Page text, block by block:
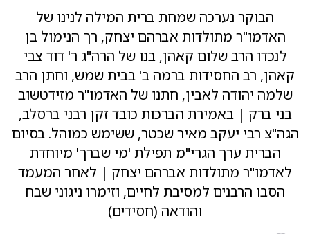
הבוקר נערכה שמחת ברית המילה לנינו של
האדמו"ר מתולדות אברהם יצחק, רך הנימול בן
לנכדו הרב שלום קאהן, בנו של הרה"ג ר' דוד צבי
קאהן, רב החסידות ברמה ב' בבית שמש, וחתן הרב
שלמה יהודה לאבין, חתנו של האדמו"ר מזידטשוב
בני ברק | באמירת הברכות כובד זקן רבני ברסלב,
הגה"צ רבי יעקב מאיר שכטר, ששימש כמוהל. בסיום
הברית ערך הגרי"מ תפילת 'מי שברך' מיוחדת
לאדמו"ר מתולדות אברהם יצחק | לאחר המעמד
הסבו הרבנים למסיבת לחיים, וזימרו ניגוני שבח
והודאה (חסידים)